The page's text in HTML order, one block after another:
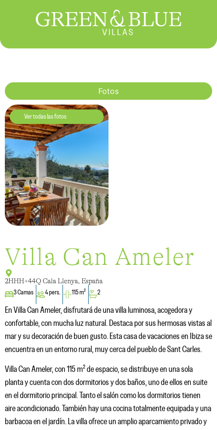
Fotos
Ver todas las fotos
Villa Can Ameler
2HHH+44Q Cala Llenya, España
3 Camas 4 pers. 115 m² 2
En Villa Can Ameler, disfrutará de una villa luminosa, acogedora y
confortable, con mucha luz natural. Destaca por sus hermosas vistas al
mar y su decoración de buen gusto. Esta casa de vacaciones en Ibiza se
encuentra en un entorno rural, muy cerca del pueblo de Sant Carles.
Villa Can Ameler, con 115 m² de espacio, se distribuye en una sola
planta y cuenta con dos dormitorios y dos baños, uno de ellos en suite
en el dormitorio principal. Tanto el salón como los dormitorios tienen
aire acondicionado. También hay una cocina totalmente equipada y una
barbacoa en el jardín. La villa ofrece un amplio aparcamiento privado y